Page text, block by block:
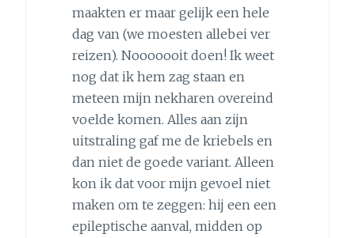
maakten er maar gelijk een hele
dag van (we moesten allebei ver
reizen). Nooooooit doen! Ik weet
nog dat ik hem zag staan en
meteen mijn nekharen overeind
voelde komen. Alles aan zijn
uitstraling gaf me de kriebels en
dan niet de goede variant. Alleen
kon ik dat voor mijn gevoel niet
maken om te zeggen: hij een een
epileptische aanval, midden op